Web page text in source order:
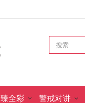
臻全彩 警戒对讲